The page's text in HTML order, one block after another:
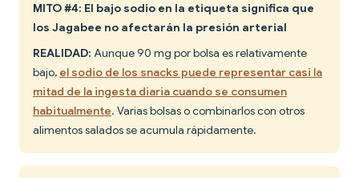
MITO #4: El bajo sodio en la etiqueta significa que
los Jagabee no afectarán la presión arterial
REALIDAD: Aunque 90 mg por bolsa es relativamente
bajo, el sodio de los snacks puede representar casi la
mitad de la ingesta diaria cuando se consumen
habitualmente. Varias bolsas o combinarlos con otros
alimentos salados se acumula rápidamente.